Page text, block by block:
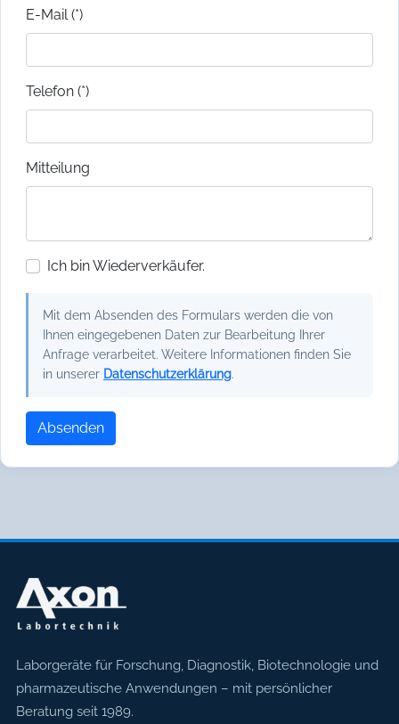
E-Mail (*)
Telefon (*)
Mitteilung
Ich bin Wiederverkäufer.
Mit dem Absenden des Formulars werden die von
Ihnen eingegebenen Daten zur Bearbeitung Ihrer
Anfrage verarbeitet. Weitere Informationen finden Sie
in unserer Datenschutzerklärung.
Absenden
Axon Labortechnik
Laborgeräte für Forschung, Diagnostik, Biotechnologie und
pharmazeutische Anwendungen – mit persönlicher
Beratung seit 1989.